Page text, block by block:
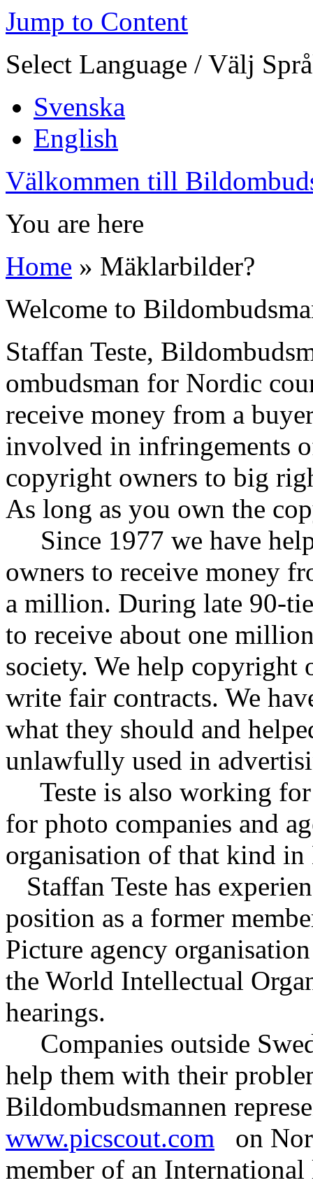
Jump to Content
Select Language / Välj
Svenska
English
Välkommen till
You are here
Home » Mäklarbilder?
Welcome to
Staffan Teste,
ombudsman for Nordic
receive money from a
involved in infringements
copyright owners to big
As long as you own the
Since 1977 we have
owners to receive money
a million. During late 90-
to receive about one
society. We help copyright
write fair contracts. We
what they should and
unlawfully used in
Teste is also working
for photo companies and
organisation of that kind in
Staffan Teste has
position as a former
Picture agency
the World Intellectual
hearings.
Companies outside
help them with their
Bildombudsmannen
www.picscout.com on
member of an